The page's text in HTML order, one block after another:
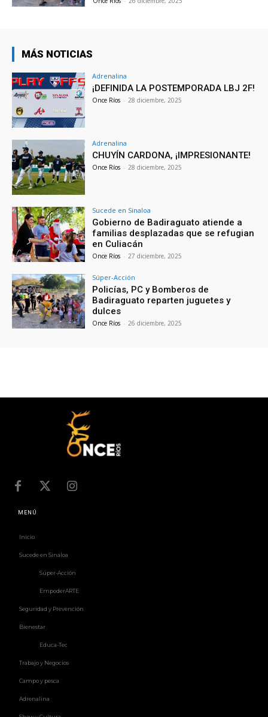
MÁS NOTICIAS
Adrenalina
¡DEFINIDA LA POSTEMPORADA LBJ 2F!
Once Ríos - 28 diciembre, 2025
Adrenalina
CHUYÍN CARDONA, ¡IMPRESIONANTE!
Once Ríos - 28 diciembre, 2025
Sucede en Sinaloa
Gobierno de Badiraguato atiende a
familias desplazadas que se refugian
en Culiacán
Once Ríos - 27 diciembre, 2025
Súper-Acción
Policías, PC y Bomberos de
Badiraguato reparten juguetes y
dulces
Once Ríos - 26 diciembre, 2025
MENÚ
Inicio
Sucede en Sinaloa
Súper-Acción
EmpoderARTE
Seguridad y Prevención
Bienestar
Educa-Tec
Trabajo y Negocios
Campo y pesca
Adrenalina